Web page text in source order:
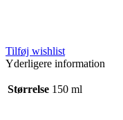
Tilføj wishlist
Yderligere information
Størrelse 150 ml